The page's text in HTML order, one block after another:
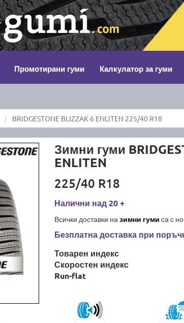
Промотирани гуми Калкулатор за гуми
BRIDGESTONE BLIZZAK 6 ENLITEN 225/40 R18
Зимни гуми
ENLITEN
225/40 R18
Налични над 20 +
Всички доставки на зимни гуми са с
Безплатна доставка при
Товарен индекс
Скоростен индекс
Run-flat